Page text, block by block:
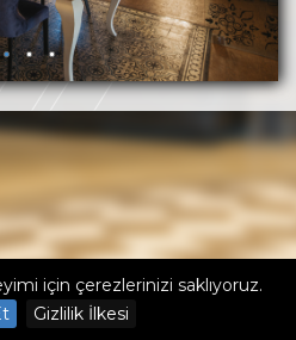
için çerezlerinizi saklıyoruz.
Gizlilik İlkesi